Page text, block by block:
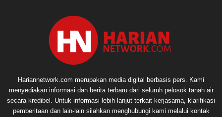
Hariannetwork.com merupakan media digital berbasis pers. Kami
menyediakan informasi dan berita terbaru dari seluruh pelosok tanah air
secara kredibel. Untuk informasi lebih lanjut terkait kerjasama, klarifikasi
pemberitaan dan lain-lain silahkan menghubungi kami melalui kontak